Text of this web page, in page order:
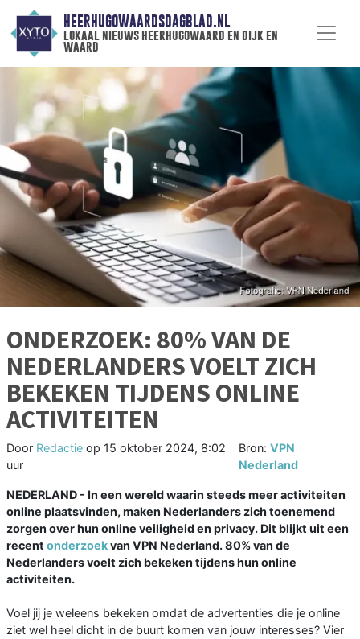
HEERHUGOWAARDSDAGBLAD.NL
lokaal nieuws heerhugowaard en dijk en
waard
ONDERZOEK: 80% VAN DE
NEDERLANDERS VOELT ZICH
BEKEKEN TIJDENS ONLINE
ACTIVITEITEN
Door Redactie op 15 oktober 2024, 8:02
uur
Bron:VPN
Nederland
NEDERLAND - In een wereld waarin steeds meer activiteiten
online plaatsvinden, maken Nederlanders zich toenemend
zorgen over hun online veiligheid en privacy. Dit blijkt uit een
recent onderzoekvan VPN Nederland. 80% van de
Nederlanders voelt zich bekeken tijdens hun online
activiteiten.
Voel jij je weleens bekeken omdat de advertenties die je online
ziet wel heel dicht in de buurt komen van jouw interesses? Vier